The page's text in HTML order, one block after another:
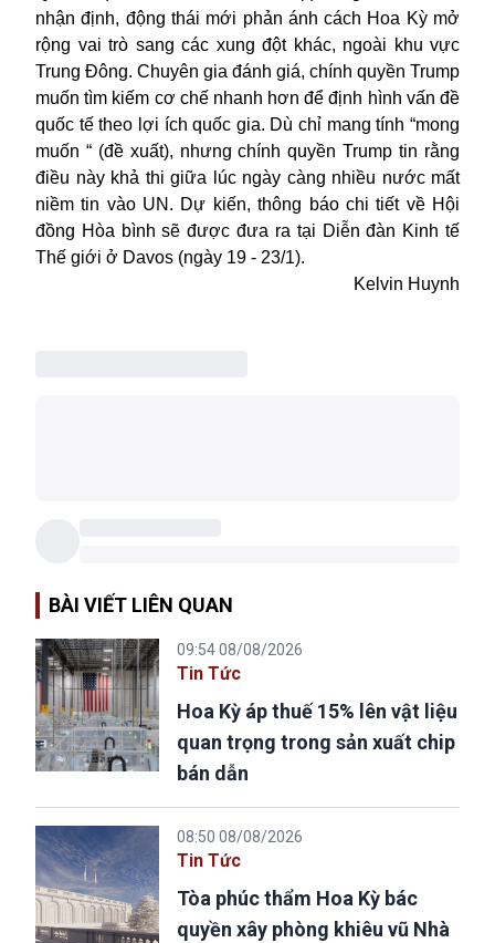
nhận định, động thái mới phản ánh cách Hoa Kỳ mở
rộng vai trò sang các xung đột khác, ngoài khu vực
Trung Đông. Chuyên gia đánh giá, chính quyền Trump
muốn tìm kiếm cơ chế nhanh hơn để định hình vấn đề
quốc tế theo lợi ích quốc gia. Dù chỉ mang tính “mong
muốn “ (đề xuất), nhưng chính quyền Trump tin rằng
điều này khả thi giữa lúc ngày càng nhiều nước mất
niềm tin vào UN. Dự kiến, thông báo chi tiết về Hội
đồng Hòa bình sẽ được đưa ra tại Diễn đàn Kinh tế
Thế giới ở Davos (ngày 19 - 23/1).
Kelvin Huynh
BÀI VIẾT LIÊN QUAN
09:54 08/08/2026
Tin Tức
Hoa Kỳ áp thuế 15% lên vật liệu
quan trọng trong sản xuất chip
bán dẫn
08:50 08/08/2026
Tin Tức
Tòa phúc thẩm Hoa Kỳ bác
quyền xây phòng khiêu vũ Nhà